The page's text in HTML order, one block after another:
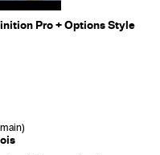
Pro + Options Style